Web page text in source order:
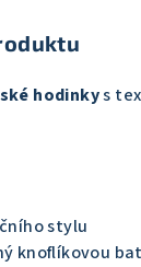
hodinkys
stylu
knoflíkovou